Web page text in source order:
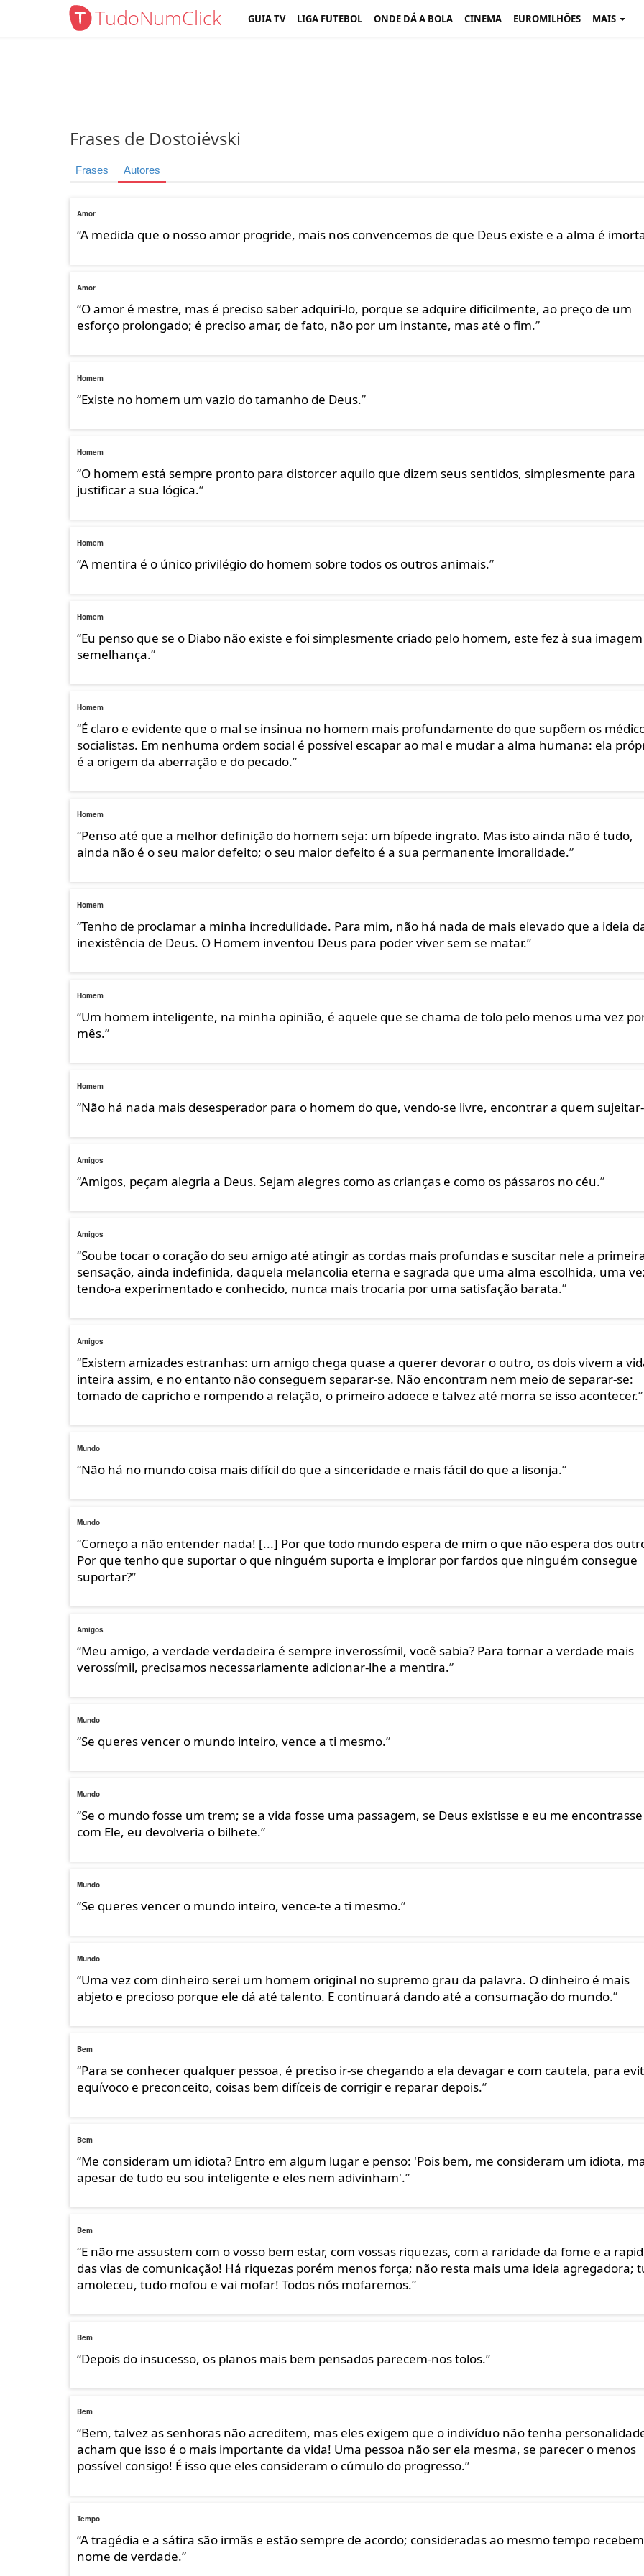
TudoNumClick GUIA TV LIGA FUTEBOL ONDE DÁ A BOLA CINEMA EUROMILHÕES MAIS
Frases de Dostoiévski
Frases Autores
Amor
“A medida que o nosso amor progride, mais nos convencemos de que Deus existe e a alma é
Amor
“O amor é mestre, mas é preciso saber adquiri-lo, porque se adquire dificilmente, ao preço de um
esforço prolongado; é preciso amar, de fato, não por um instante, mas até o fim.”
Homem
“Existe no homem um vazio do tamanho de Deus.”
Homem
“O homem está sempre pronto para distorcer aquilo que dizem seus sentidos, simplesmente para
justificar a sua lógica.”
Homem
“A mentira é o único privilégio do homem sobre todos os outros animais.”
Homem
“Eu penso que se o Diabo não existe e foi simplesmente criado pelo homem, este fez à sua
semelhança.”
Homem
“É claro e evidente que o mal se insinua no homem mais profundamente do que supõem os
socialistas. Em nenhuma ordem social é possível escapar ao mal e mudar a alma humana: ela
é a origem da aberração e do pecado.”
Homem
“Penso até que a melhor definição do homem seja: um bípede ingrato. Mas isto ainda não é tudo,
ainda não é o seu maior defeito; o seu maior defeito é a sua permanente imoralidade.”
Homem
“Tenho de proclamar a minha incredulidade. Para mim, não há nada de mais elevado que a ideia
inexistência de Deus. O Homem inventou Deus para poder viver sem se matar.”
Homem
“Um homem inteligente, na minha opinião, é aquele que se chama de tolo pelo menos uma vez
mês.”
Homem
“Não há nada mais desesperador para o homem do que, vendo-se livre, encontrar a quem
Amigos
“Amigos, peçam alegria a Deus. Sejam alegres como as crianças e como os pássaros no céu.”
Amigos
“Soube tocar o coração do seu amigo até atingir as cordas mais profundas e suscitar nele a
sensação, ainda indefinida, daquela melancolia eterna e sagrada que uma alma escolhida, uma
tendo-a experimentado e conhecido, nunca mais trocaria por uma satisfação barata.”
Amigos
“Existem amizades estranhas: um amigo chega quase a querer devorar o outro, os dois vivem a
inteira assim, e no entanto não conseguem separar-se. Não encontram nem meio de separar-se:
tomado de capricho e rompendo a relação, o primeiro adoece e talvez até morra se isso acontecer.”
Mundo
“Não há no mundo coisa mais difícil do que a sinceridade e mais fácil do que a lisonja.”
Mundo
“Começo a não entender nada! [...] Por que todo mundo espera de mim o que não espera dos
Por que tenho que suportar o que ninguém suporta e implorar por fardos que ninguém consegue
suportar?”
Amigos
“Meu amigo, a verdade verdadeira é sempre inverossímil, você sabia? Para tornar a verdade mais
verossímil, precisamos necessariamente adicionar-lhe a mentira.”
Mundo
“Se queres vencer o mundo inteiro, vence a ti mesmo.”
Mundo
“Se o mundo fosse um trem; se a vida fosse uma passagem, se Deus existisse e eu me encontrasse
com Ele, eu devolveria o bilhete.”
Mundo
“Se queres vencer o mundo inteiro, vence-te a ti mesmo.”
Mundo
“Uma vez com dinheiro serei um homem original no supremo grau da palavra. O dinheiro é mais
abjeto e precioso porque ele dá até talento. E continuará dando até a consumação do mundo.”
Bem
“Para se conhecer qualquer pessoa, é preciso ir-se chegando a ela devagar e com cautela, para
equívoco e preconceito, coisas bem difíceis de corrigir e reparar depois.”
Bem
“Me consideram um idiota? Entro em algum lugar e penso: 'Pois bem, me consideram um idiota,
apesar de tudo eu sou inteligente e eles nem adivinham'.”
Bem
“E não me assustem com o vosso bem estar, com vossas riquezas, com a raridade da fome e a
das vias de comunicação! Há riquezas porém menos força; não resta mais uma ideia agregadora;
amoleceu, tudo mofou e vai mofar! Todos nós mofaremos.”
Bem
“Depois do insucesso, os planos mais bem pensados parecem-nos tolos.”
Bem
“Bem, talvez as senhoras não acreditem, mas eles exigem que o indivíduo não tenha
acham que isso é o mais importante da vida! Uma pessoa não ser ela mesma, se parecer o menos
possível consigo! É isso que eles consideram o cúmulo do progresso.”
Tempo
“A tragédia e a sátira são irmãs e estão sempre de acordo; consideradas ao mesmo tempo
nome de verdade.”